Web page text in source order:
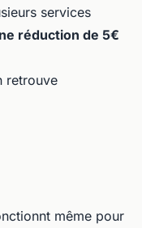
services
réduction de 5€
retrouve
même pour